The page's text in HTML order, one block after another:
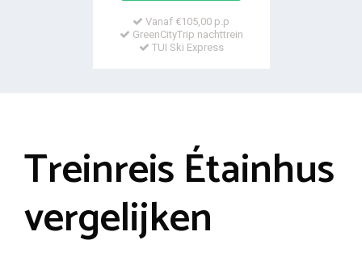
Vanaf €105,00 p.p
GreenCityTrip nachttrein
TUI Ski Express
Treinreis Étainhus
vergelijken